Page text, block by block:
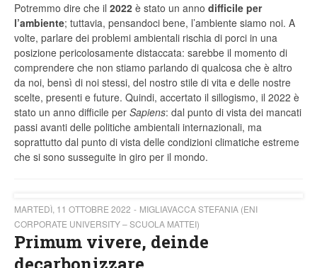
Potremmo dire che il 2022 è stato un anno difficile per
l’ambiente; tuttavia, pensandoci bene, l’ambiente siamo noi. A
volte, parlare dei problemi ambientali rischia di porci in una
posizione pericolosamente distaccata: sarebbe il momento di
comprendere che non stiamo parlando di qualcosa che è altro
da noi, bensì di noi stessi, del nostro stile di vita e delle nostre
scelte, presenti e future. Quindi, accertato il sillogismo, il 2022 è
stato un anno difficile per Sapiens: dal punto di vista dei mancati
passi avanti delle politiche ambientali internazionali, ma
soprattutto dal punto di vista delle condizioni climatiche estreme
che si sono susseguite in giro per il mondo.
MARTEDÌ, 11 OTTOBRE 2022
MIGLIAVACCA STEFANIA (ENI
CORPORATE UNIVERSITY – SCUOLA MATTEI)
Primum vivere, deinde